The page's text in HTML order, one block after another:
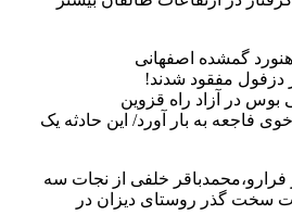
بوس در آزاد راه قزوین
فاجعه به بار آورد/ این حادثه یک
فرارو،محمدباقر خلفی از نجات سه
سخت گذر روستای دیزان در